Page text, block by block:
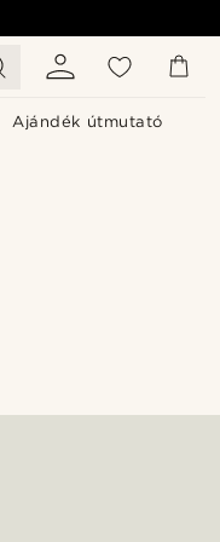
Ajándék útmutató